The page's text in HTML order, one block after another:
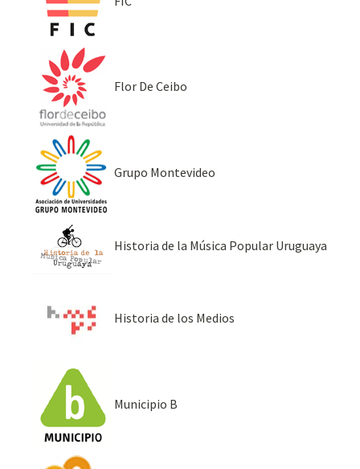
Flor De Ceibo
Grupo Montevideo
Historia de la Música Popular Uruguaya
Historia de los Medios
Municipio B